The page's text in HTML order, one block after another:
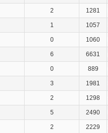
2 1281
1 1057
0 1060
6 6631
0 889
3 1981
2 1298
5 2490
2 2229